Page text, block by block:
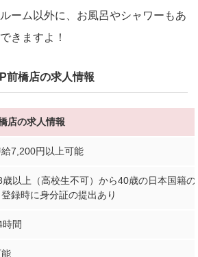
ーム以外に、お風呂やシャワーもあ
きますよ！
前橋店の求人情報
店の求人情報
7,200円以上可能
歳以上（高校生不可）から40歳の日本国籍の
録時に身分証の提出あり
時間